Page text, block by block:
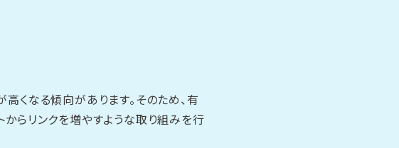
くなる傾向があります。そのため、有
らリンクを増やすような取り組みを行